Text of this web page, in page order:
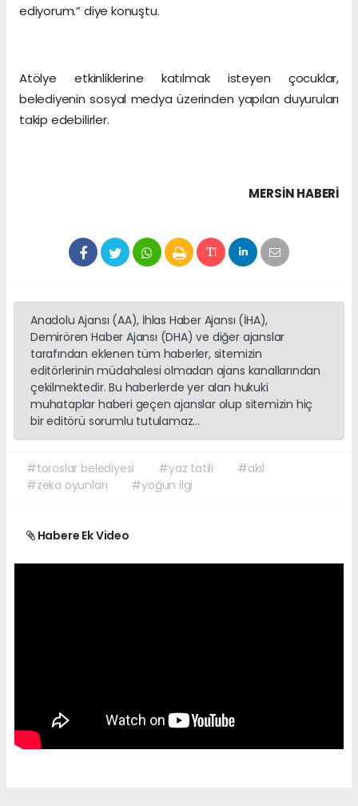
ediyorum.” diye konuştu.
Atölye etkinliklerine katılmak isteyen çocuklar,
belediyenin sosyal medya üzerinden yapılan duyuruları
takip edebilirler.
MERSIN HABERİ
Anadolu Ajansı (AA), İhlas Haber Ajansı (İHA),
Demirören Haber Ajansı (DHA) ve diğer ajanslar
tarafından eklenen tüm haberler, sitemizin
editörlerinin müdahalesi olmadan ajans kanallarından
çekilmektedir. Bu haberlerde yer alan hukuki
muhataplar haberi geçen ajanslar olup sitemizin hiç
bir editörü sorumlu tutulamaz...
#toroslar belediyesi #yaz tatili
#akıl
#zeka oyunları
#yoğun ilgi
Habere Ek Video